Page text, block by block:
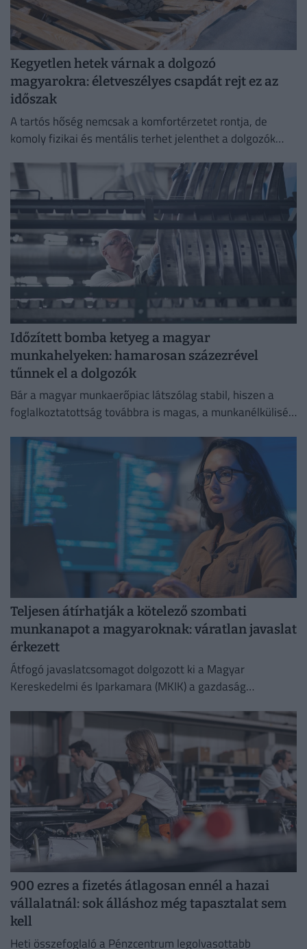
Kegyetlen hetek várnak a dolgozó
magyarokra: életveszélyes csapdát rejt ez az
időszak
A tartós hőség nemcsak a komfortérzetet rontja, de
komoly fizikai és mentális terhet jelenthet a dolgozók
Időzített bomba ketyeg a magyar
munkahelyeken: hamarosan százezrével
tűnnek el a dolgozók
Bár a magyar munkaerőpiac látszólag stabil, hiszen a
foglalkoztatottság továbbra is magas, a munkanélküliség
Teljesen átírhatják a kötelező szombati
munkanapot a magyaroknak: váratlan javaslat
érkezett
Átfogó javaslatcsomagot dolgozott ki a Magyar
Kereskedelmi és Iparkamara (MKIK) a gazdaság
kezelése érdekében.
900 ezres a fizetés átlagosan ennél a hazai
vállalatnál: sok álláshoz még tapasztalat sem
kell
Heti összefoglaló a Pénzcentrum legolvasottabb